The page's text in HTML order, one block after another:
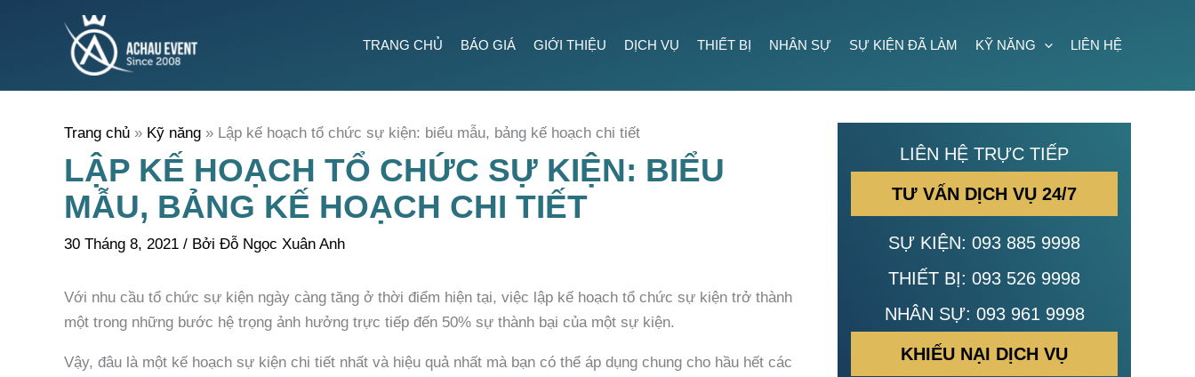
TRANG CHỦ BÁO GIÁ GIỚI THIỆU DỊCH VỤ THIẾT BỊ NHÂN SỰ SỰ KIỆN ĐÃ LÀM KỸ NĂNG LIÊN HỆ
Trang chủ Kỹ năng Lập kế hoạch tổ chức sự kiện: biểu mẫu, bảng kế hoạch chi tiết
LẬP KẾ HOẠCH TỔ CHỨC SỰ KIỆN: BIỂU
MẪU, BẢNG KẾ HOẠCH CHI TIẾT
30 Tháng 8, 2021 / Bởi Đỗ Ngọc Xuân Anh
Với nhu cầu tổ chức sự kiện ngày càng tăng ở thời điểm hiện tại, việc lập kế hoạch tổ chức sự kiện trở thành
một trong những bước hệ trọng ảnh hưởng trực tiếp đến 50% sự thành bại của một sự kiện.
Vậy, đâu là một kế hoạch sự kiện chi tiết nhất và hiệu quả nhất mà bạn có thể áp dụng chung cho hầu hết các
LIÊN HỆ TRỰC TIẾP
TƯ VẤN DỊCH VỤ 24/7
SỰ KIỆN: 093 885 9998
THIẾT BỊ: 093 526 9998
NHÂN SỰ: 093 961 9998
KHIẾU NẠI DỊCH VỤ